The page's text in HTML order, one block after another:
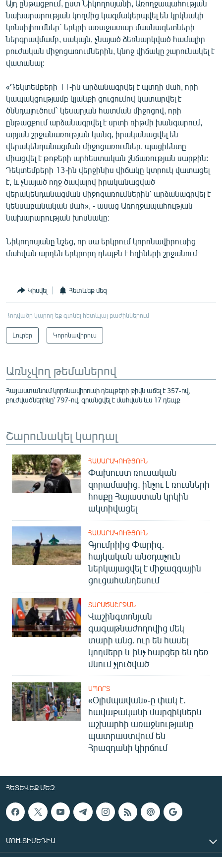
ՀԵՏԵՎԵՔ ՄԵԶ
«Ազատության» բոլոր կայքերը
Այդ ընթացքում, ըստ Նիկողոսյանի, Առողջապահության
նախարարության կողմից կազմակերպվել են կրկնակի
կոնսիլիումներ` երկրի առաջատար մասնագետների
ներգրավմամբ, սակայն, չնայած ձեռնարկված համալիր
բուժական միջոցառումներին, կնոջ վիճակը շարունակել է
վատանալ:
«Դեկտեմբերի 11-ին արձանագրվել է պտղի մահ, որի
կապակցությամբ կյանքի ցուցումով կատարվել է
ծննդալուծում` կեսարյան հատման միջոցով, որի
ընթացքում արձանագրվել է սրտի ռիթմի խանգարում,
արյան շրջանառության կանգ, իրականացվել են
վերակենդանացման միջոցառումներ, պացիենտը
միացվել է թոքերի արհեստական շնճառության սարքին:
Դեկտեմբերի 13-ին վերջինիս վիճակը կտրուկ վատացել
է, և չնայած ողջ ծավալով իրականացված
վերակենդանացման միջոցառումներին՝ արձանագրվել է
կենսաբանական մահ», - ասաց Առողջապահության
նախարարության խոսնակը։
Նիկողոսյանը նշեց, որ սա երկրում կորոնավիրուսից
մահվան արդեն երկրորդ դեպքն է հղիների շրջանում։
Կիսվել Հետևեք մեզ
Հոդվածը կարող եք գտնել հետևյալ բաժիններում
Լուրեր Կորոնավիրուս
Առնչվող թեմաներով
Հայաստանում կորոնավիրուսի դեպքերի թիվն աճել է 357-ով,
բուժվածներինը՝ 797-ով, գրանցվել է մահվան ևս 17 դեպք
Շարունակել կարդալ
ՀԱՍԱՐԱԿՈՒԹՅՈՒՆ
Փախուստ ռուսական
զորամասից. ինչու է ռուսների
հոսքը Հայաստան կրկին
ակտիվացել
ՀԱՍԱՐԱԿՈՒԹՅՈՒՆ
Գյումրիից Փարիզ․
հայկական անօդաչուն
ներկայացվել է միջազգային
ցուցահանդեսում
ՏԱՐԱԾԱՇՐՋԱՆ
Վաշինգտոնյան
գագաթնաժողովից մեկ
տարի անց. ուր են հասել
կողմերը և ինչ հարցեր են դեռ
մնում չլուծված
ՍՊՈՐՏ
«Օլիմպավան»-ը փակ է.
հավաքականի մարզիկներն
աշխարհի առաջնությանը
պատրաստվում են
Հրազդանի կիրճում
ՀԵՏԵՎԵՔ ՄԵԶ
ՄՈՒԼՏԻՄԵԴԻԱ